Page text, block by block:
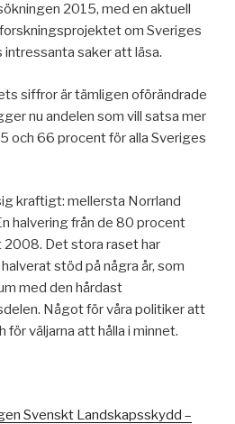
2015, med en aktuell
om Sveriges
intressanta saker att läsa.
siffror är tämligen oförändrade
nu andelen som vill satsa mer
och 66 procent för alla Sveriges
kraftigt: mellersta Norrland
halvering från de 80 procent
Det stora raset har
stöd på några år, som
med den hårdast
Något för våra politiker att
för väljarna att hålla i minnet.
Svenskt Landskapsskydd –